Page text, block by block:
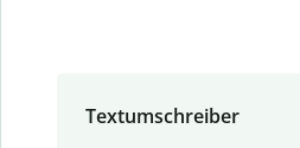
Textumschreiber